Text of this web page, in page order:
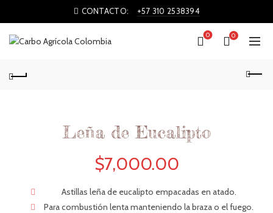
CONTACTO: +57 310 2538394
0 0
Leña de Eucalipto
$7,000.00
Astillas leña de eucalipto empacadas en atado.
Para combustión lenta manteniendo la braza o el fuego.